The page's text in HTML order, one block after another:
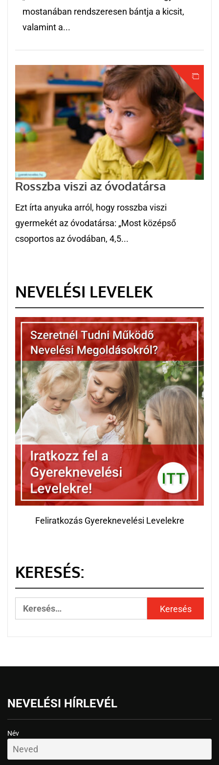
mostanában rendszeresen bántja a kicsit,
valamint a...
Rosszba viszi az óvodatársa
Ezt írta anyuka arról, hogy rosszba viszi
gyermekét az óvodatársa: „Most középső
csoportos az óvodában, 4,5...
NEVELÉSI LEVELEK
Feliratkozás Gyereknevelési Levelekre
KERESÉS:
NEVELÉSI HÍRLEVÉL
Név